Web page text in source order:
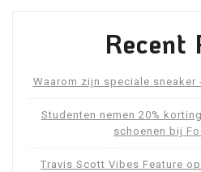
Recent
Waarom zijn speciale
Studenten nemen 20%
schoenen bij
Travis Scott Vibes Feature